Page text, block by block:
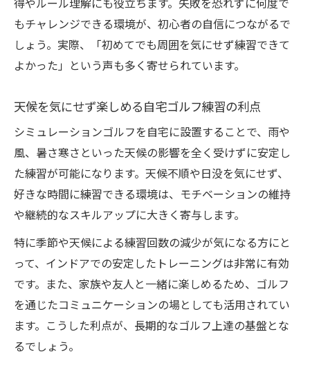
実践的な練習でスコアに差がつく理由
客観的データで見るシュミレーション練習効果
データ分析で明らかになるシュミレーショ
ヘッドスピードや打ち出し角度の変化を数
値で確認
客観的データに基づく練習効果の違いを解
説
実際のゴルフと比較した数値データのポイ
ント
練習成果を可視化するシュミレーションの
利点
得やルール理解にも役立ちます。失敗を恐れずに何度で
もチャレンジできる環境が、初心者の自信につながるで
しょう。実際、「初めてでも周囲を気にせず練習できて
よかった」という声も多く寄せられています。
天候を気にせず楽しめる自宅ゴルフ練習の利点
シミュレーションゴルフを自宅に設置することで、雨や
風、暑さ寒さといった天候の影響を全く受けずに安定し
た練習が可能になります。天候不順や日没を気にせず、
好きな時間に練習できる環境は、モチベーションの維持
や継続的なスキルアップに大きく寄与します。
特に季節や天候による練習回数の減少が気になる方にと
って、インドアでの安定したトレーニングは非常に有効
です。また、家族や友人と一緒に楽しめるため、ゴルフ
を通じたコミュニケーションの場としても活用されてい
ます。こうした利点が、長期的なゴルフ上達の基盤とな
るでしょう。